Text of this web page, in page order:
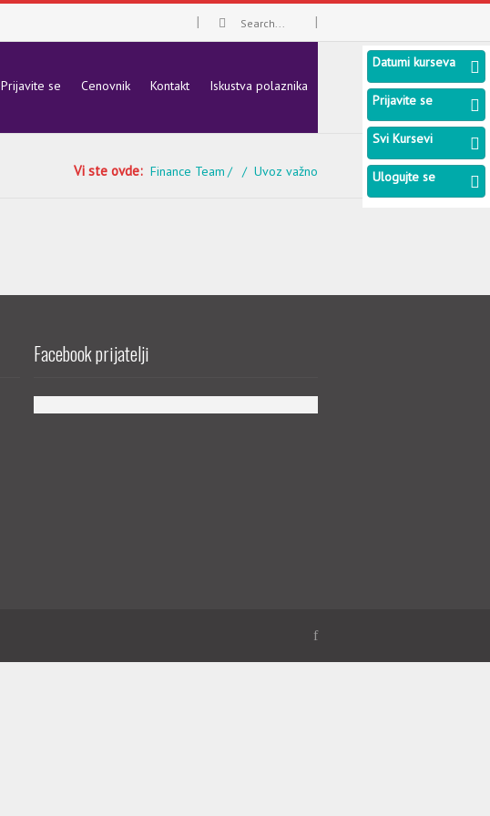
Prijavite se Cenovnik Kontakt Iskustva polaznika
Vi ste ovde: Finance Team Uvoz važno
Facebook prijatelji
Datumi kurseva
Prijavite se
Svi Kursevi
Ulogujte se